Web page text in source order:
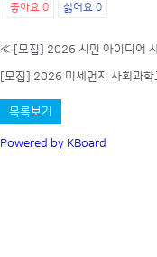
좋아요 0 싫어요 0
« [모집] 2026 시민 아이디어
[모집] 2026 미세먼지 사회과학
목록보기
Powered by KBoard